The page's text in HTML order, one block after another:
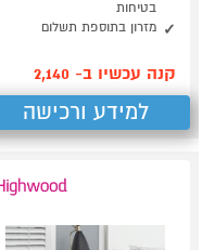
בטיחות
מזרון בתוספת תשלום
קנה עכשיו ב- 2,140
למידע ורכישה